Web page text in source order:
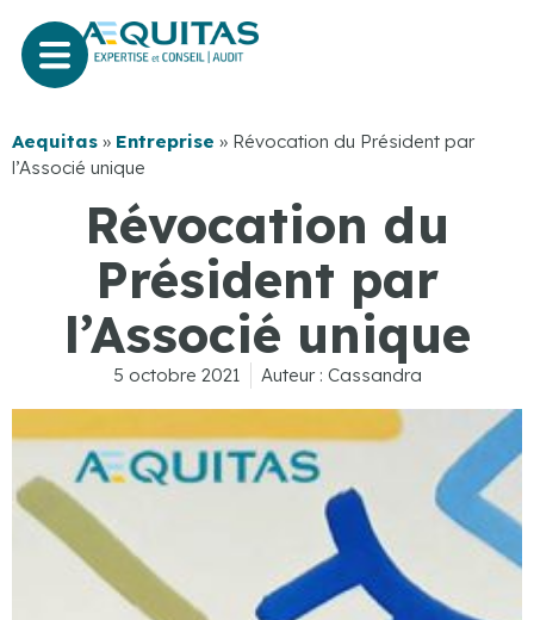
Aequitas » Entreprise » Révocation du Président par
l’Associé unique
Révocation du
Président par
l’Associé unique
5 octobre 2021 Auteur : Cassandra